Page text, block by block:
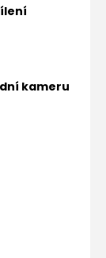
kameru